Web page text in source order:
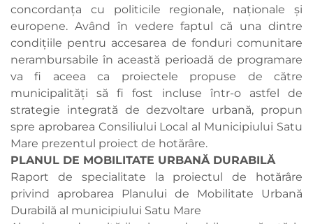
concordanţa cu politicile regionale, naţionale şi
europene. Având în vedere faptul că una dintre
condiţiile pentru accesarea de fonduri comunitare
nerambursabile în această perioadă de programare
va fi aceea ca proiectele propuse de către
municipalităţi să fi fost incluse într-o astfel de
strategie integrată de dezvoltare urbană, propun
spre aprobarea Consiliului Local al Municipiului Satu
Mare prezentul proiect de hotărâre.
PLANUL DE MOBILITATE URBANĂ DURABILĂ
Raport de specialitate la proiectul de hotărâre
privind aprobarea Planului de Mobilitate Urbană
Durabilă al municipiului Satu Mare